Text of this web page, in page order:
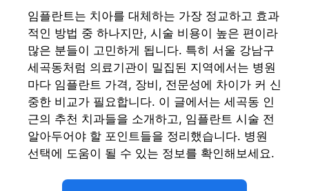
임플란트는 치아를 대체하는 가장 정교하고 효과
적인 방법 중 하나지만, 시술 비용이 높은 편이라
많은 분들이 고민하게 됩니다. 특히 서울 강남구
세곡동처럼 의료기관이 밀집된 지역에서는 병원
마다 임플란트 가격, 장비, 전문성에 차이가 커 신
중한 비교가 필요합니다. 이 글에서는 세곡동 인
근의 추천 치과들을 소개하고, 임플란트 시술 전
알아두어야 할 포인트들을 정리했습니다. 병원
선택에 도움이 될 수 있는 정보를 확인해보세요.